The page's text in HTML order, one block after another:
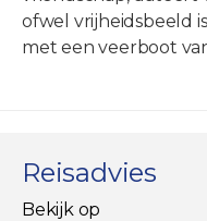
ofwel vrijheidsbeeld
met een veerboot
Reisadvies
Bekijk op